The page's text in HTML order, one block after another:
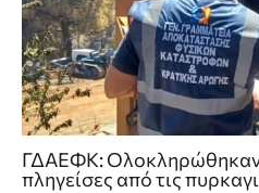
ΓΔΑΕΦΚ: Ολοκληρώθηκαν
πληγείσες από τις